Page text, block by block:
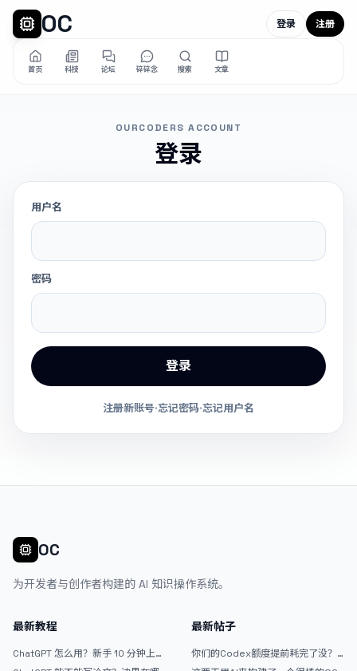
OC
首页 科技 论坛 碎碎念 搜索 文章
登录 注册
OURCODERS ACCOUNT
登录
用户名
密码
登录
注册新账号·忘记密码·忘记用户名
OC
为开发者与创作者构建的 AI 知识操作系统。
最新教程
ChatGPT 怎么用？新手 10 分钟上手
最新帖子
你们的Codex额度提前耗完了没？
戒断反应如何？